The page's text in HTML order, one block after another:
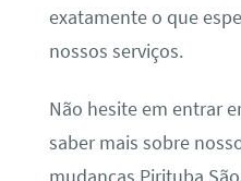
exatamente o que
nossos serviços.
Não hesite em entrar
saber mais sobre